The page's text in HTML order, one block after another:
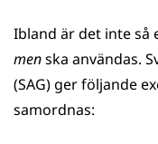
Ibland är det inte så
menska användas.
(SAG) ger följande
samordnas: